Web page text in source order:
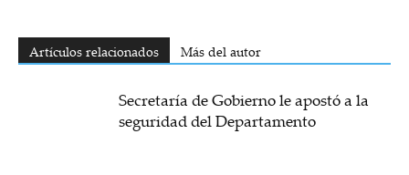
Artículos relacionados Más del autor
Secretaría de Gobierno le apostó a la
seguridad del Departamento